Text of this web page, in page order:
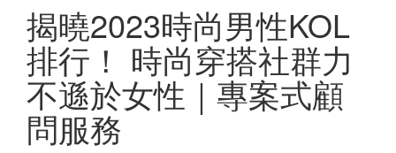
揭曉2023時尚男性KOL
排行！ 時尚穿搭社群力
不遜於女性｜專案式顧
問服務